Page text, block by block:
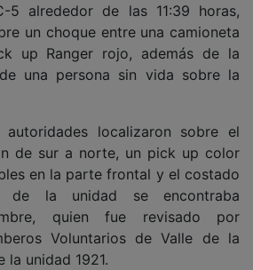
5 alrededor de las 11:39 horas,
un choque entre una camioneta
up Ranger rojo, además de la
una persona sin vida sobre la
localizaron sobre el
de sur a norte, un pick up color
en la parte frontal y el costado
de la unidad se encontraba
quien fue revisado por
Voluntarios de Valle de la
la unidad 1921.